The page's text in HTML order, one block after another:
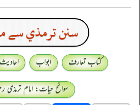
سنن ترمذي سے
کتاب تعارف ابواب احادیث
سوانح حیات: امام ترمذی